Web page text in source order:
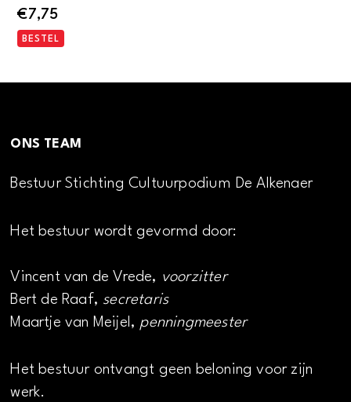
€7,75
BESTEL
ONS TEAM
Bestuur Stichting Cultuurpodium De Alkenaer
Het bestuur wordt gevormd door:
Vincent van de Vrede, voorzitter
Bert de Raaf, secretaris
Maartje van Meijel, penningmeester
Het bestuur ontvangt geen beloning voor zijn
werk.